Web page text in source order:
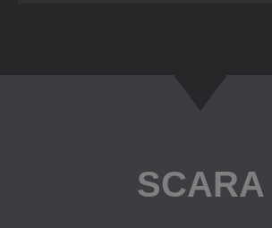
SCARA